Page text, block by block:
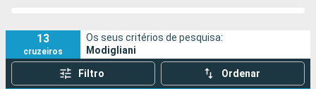
13
cruzeiros
Os seus critérios de pesquisa:
Modigliani
Filtro Ordenar